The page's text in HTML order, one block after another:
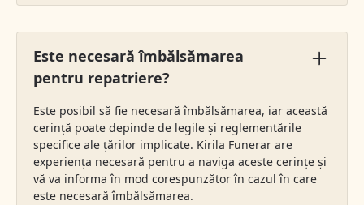
Este necesară îmbălsămarea
pentru repatriere?
Este posibil să fie necesară îmbălsămarea, iar această
cerință poate depinde de legile și reglementările
specifice ale țărilor implicate. Kirila Funerar are
experiența necesară pentru a naviga aceste cerințe și
vă va informa în mod corespunzător în cazul în care
este necesară îmbălsămarea.